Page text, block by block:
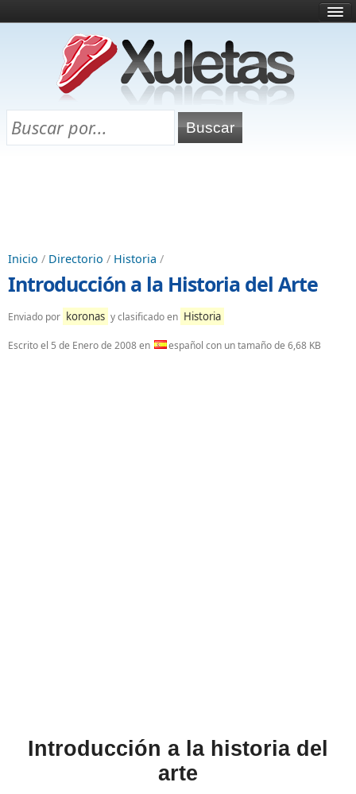
¿Qué es esto?
Directorio
Chuletas para exámenes
Inicio / Directorio / Historia /
Introducción a la Historia del Arte
Enviado por koronas y clasificado en Historia
Escrito el 5 de Enero de 2008en español con un tamaño de 6,68 KB
Introducción a la historia del
arte